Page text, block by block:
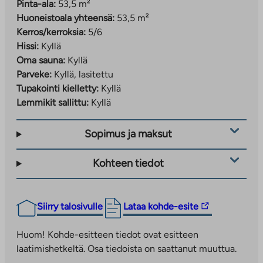
palvelukeskus, jossa on alakoulu, päiväkoti, neuvola,
musiikkiopisto sekä kuvataidekoulu. Tulevaisuudessa
palvelukeskus täydentyy yläkoululuokilla. Alueella on
myös useita muita päiväkoteja sekä toinen alakoulu.
Lähin ruokakauppa on lyhyen kävelymatkan päässä.
Alueen palvelut ovat laajentuneet myös Kivistön
kauppakeskuksen valmistuttua.
Pinta-ala: 53,5 m²
Huoneistoala yhteensä: 53,5 m²
Kerros/kerroksia: 5/6
Hissi: Kyllä
Oma sauna: Kyllä
Parveke: Kyllä, lasitettu
Tupakointi kielletty: Kyllä
Lemmikit sallittu: Kyllä
Sopimus ja maksut
Kohteen tiedot
Siirry talosivulle Lataa kohde-esite
Linkki
ulkopuoliseen
palveluun.
Huom! Kohde-esitteen tiedot ovat esitteen
laatimishetkeltä. Osa tiedoista on saattanut muuttua.